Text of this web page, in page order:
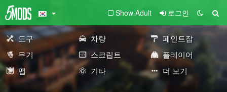
Show Adult 로그인
도구 차량
페인트잡
무기
스크립트
플레이어
맵
기타 더 보기